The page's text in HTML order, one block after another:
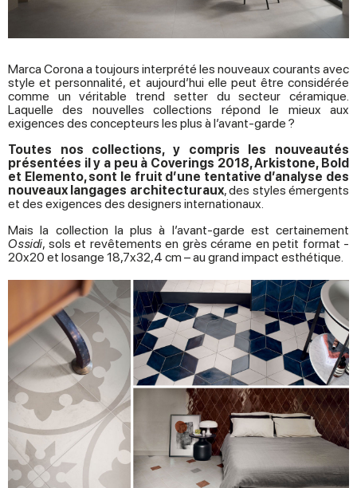
Marca Corona a toujours interprété les nouveaux courants avec
style et personnalité, et aujourd’hui elle peut être considérée
comme un véritable trend setter du secteur céramique.
Laquelle des nouvelles collections répond le mieux aux
exigences des concepteurs les plus à l’avant-garde ?
Toutes nos collections, y compris les nouveautés
présentées il y a peu à Coverings 2018, Arkistone, Bold
et Elemento, sont le fruit d’une tentative d’analyse des
nouveaux langages architecturaux, des styles émergents
et des exigences des designers internationaux.
Mais la collection la plus à l’avant-garde est certainement
Ossidi, sols et revêtements en grès cérame en petit format -
20x20 et losange 18,7x32,4 cm – au grand impact esthétique.